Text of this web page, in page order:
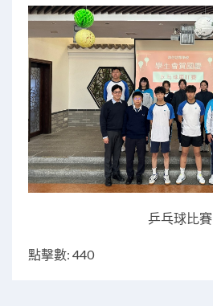
乒乓球比賽
點擊數: 440